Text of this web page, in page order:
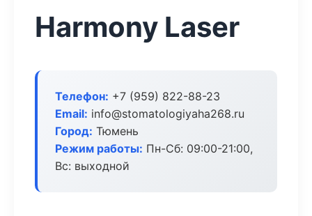
Harmony Laser
Телефон: +7 (959) 822-88-23
Email: info@stomatologiyaha268.ru
Город: Тюмень
Режим работы: Пн-Сб: 09:00-21:00,
Вс: выходной